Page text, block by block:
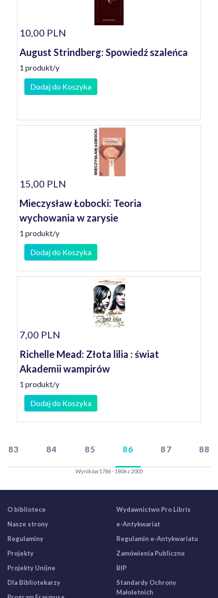
10,00 PLN
August Strindberg: Spowiedź szaleńca
1 produkt/y
Dodaj do Koszyka
15,00 PLN
Mieczysław Łobocki: Teoria
wychowania w zarysie
1 produkt/y
Dodaj do Koszyka
7,00 PLN
Richelle Mead: Złota lilia : świat
Akademii wampirów
1 produkt/y
Dodaj do Koszyka
83 84 85 86 87 88
Wyników 1786 - 1806 z 2005
O bibliotece
Nasze strony
Regulaminy
Projekty
Projekty Unijne
Dla Bibliotekarzy
Wydawnictwo Pro Libris
e-Antykwariat
Regulamin e-Antykwariatu
Zamówienia Publiczne
BIP
Standardy Ochrony
Małoletnich